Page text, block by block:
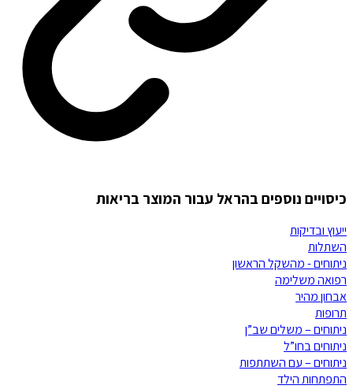
כיסויים נוספים בהראל עבור המוצר בריאות
ייעוץ ובדיקות
השתלות
ניתוחים - מהשקל הראשון
רפואה משלימה
אבחון מהיר
תרופות
ניתוחים – משלים שב”ן
ניתוחים בחו”ל
ניתוחים – עם השתתפות
התפתחות הילד